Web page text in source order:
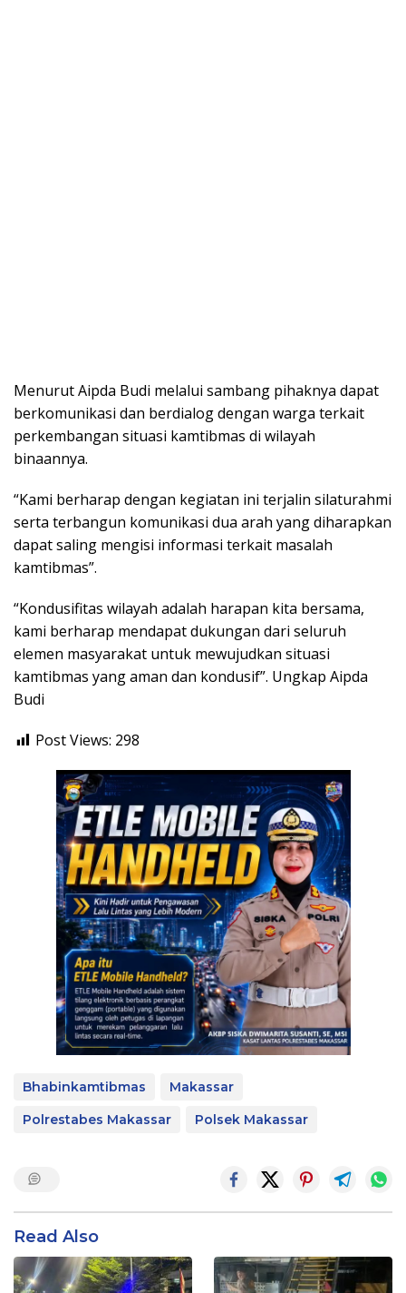
Menurut Aipda Budi melalui sambang pihaknya dapat
berkomunikasi dan berdialog dengan warga terkait
perkembangan situasi kamtibmas di wilayah
binaannya.
“Kami berharap dengan kegiatan ini terjalin silaturahmi
serta terbangun komunikasi dua arah yang diharapkan
dapat saling mengisi informasi terkait masalah
kamtibmas”.
“Kondusifitas wilayah adalah harapan kita bersama,
kami berharap mendapat dukungan dari seluruh
elemen masyarakat untuk mewujudkan situasi
kamtibmas yang aman dan kondusif”. Ungkap Aipda
Budi
Post Views: 298
Bhabinkamtibmas
Makassar
Polrestabes Makassar
Polsek Makassar
Read Also